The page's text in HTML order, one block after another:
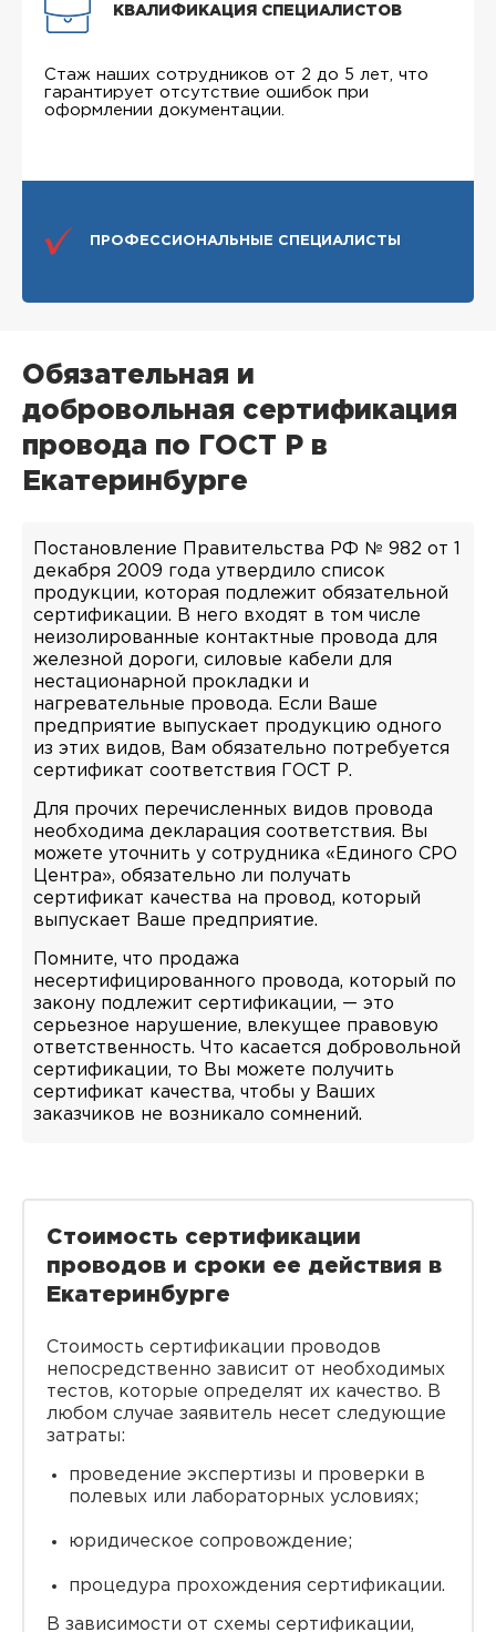
КВАЛИФИКАЦИЯ СПЕЦИАЛИСТОВ
Стаж наших сотрудников от 2 до 5 лет, что
гарантирует отсутствие ошибок при
оформлении документации.
ПРОФЕССИОНАЛЬНЫЕ СПЕЦИАЛИСТЫ
Обязательная и
добровольная сертификация
провода по ГОСТ Р в
Екатеринбурге
Постановление Правительства РФ № 982 от 1
декабря 2009 года утвердило список
продукции, которая подлежит обязательной
сертификации. В него входят в том числе
неизолированные контактные провода для
железной дороги, силовые кабели для
нестационарной прокладки и
нагревательные провода. Если Ваше
предприятие выпускает продукцию одного
из этих видов, Вам обязательно потребуется
сертификат соответствия ГОСТ Р.
Для прочих перечисленных видов провода
необходима декларация соответствия. Вы
можете уточнить у сотрудника «Единого СРО
Центра», обязательно ли получать
сертификат качества на провод, который
выпускает Ваше предприятие.
Помните, что продажа
несертифицированного провода, который по
закону подлежит сертификации, — это
серьезное нарушение, влекущее правовую
ответственность. Что касается добровольной
сертификации, то Вы можете получить
сертификат качества, чтобы у Ваших
заказчиков не возникало сомнений.
Стоимость сертификации
проводов и сроки ее действия в
Екатеринбурге
Стоимость сертификации проводов
непосредственно зависит от необходимых
тестов, которые определят их качество. В
любом случае заявитель несет следующие
затраты:
проведение экспертизы и проверки в
полевых или лабораторных условиях;
юридическое сопровождение;
процедура прохождения сертификации.
В зависимости от схемы сертификации,